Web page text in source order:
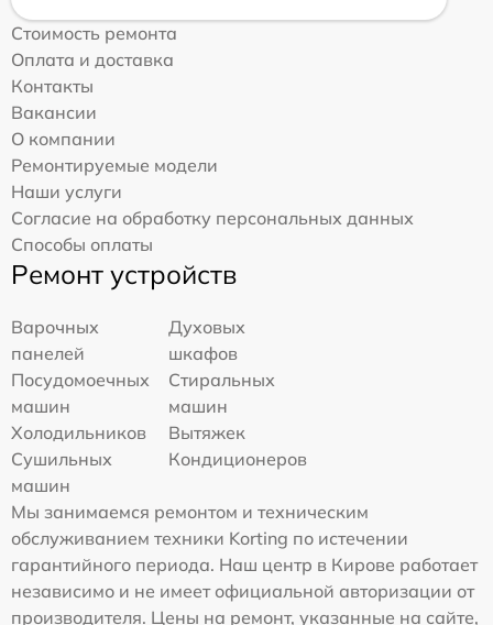
Стоимость ремонта
Оплата и доставка
Контакты
Вакансии
О компании
Ремонтируемые модели
Наши услуги
Согласие на обработку персональных данных
Способы оплаты
Ремонт устройств
Варочных
панелей
Духовых
шкафов
Посудомоечных
машин
Стиральных
машин
Холодильников
Вытяжек
Сушильных
машин
Кондиционеров
Мы занимаемся ремонтом и техническим
обслуживанием техники Korting по истечении
гарантийного периода. Наш центр в Кирове работает
независимо и не имеет официальной авторизации от
производителя. Цены на ремонт, указанные на сайте,